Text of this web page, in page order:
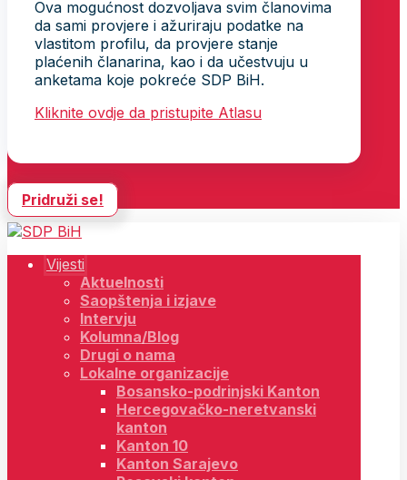
Ova mogućnost dozvoljava svim članovima
da sami provjere i ažuriraju podatke na
vlastitom profilu, da provjere stanje
plaćenih članarina, kao i da učestvuju u
anketama koje pokreće SDP BiH.
Kliknite ovdje da pristupite Atlasu
Pridruži se!
Vijesti
Aktuelnosti
Saopštenja i izjave
Intervju
Kolumna/Blog
Drugi o nama
Lokalne organizacije
Bosansko-podrinjski Kanton
Hercegovačko-neretvanski
kanton
Kanton 10
Kanton Sarajevo